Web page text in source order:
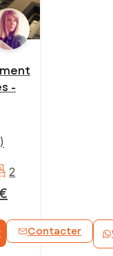
-
)
2
Contacter